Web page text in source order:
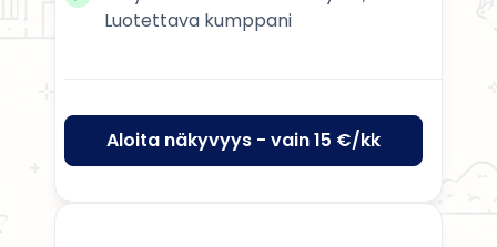
Luotettava kumppani
Aloita näkyvyys - vain 15 €/kk